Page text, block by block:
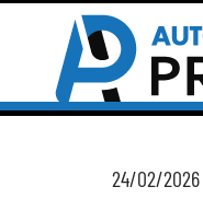
24/02/2026